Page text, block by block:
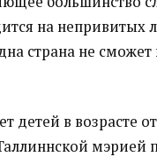
на непривитых
страна не сможет
детей в возрасте
мэрией